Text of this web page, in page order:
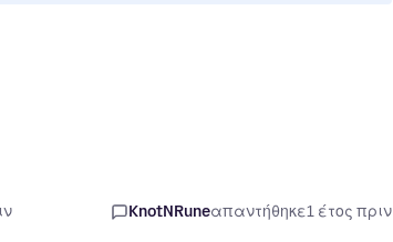
KnotNRuneαπαντήθηκε1 έτος πριν